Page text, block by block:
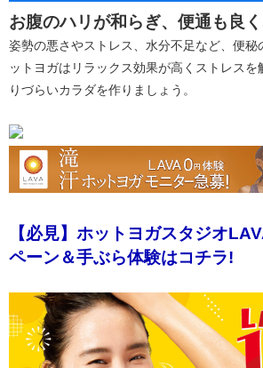
お腹のハリが和らぎ、便通も良く
姿勢の悪さやストレス、水分不足など、便秘
ットヨガはリラックス効果が高くストレスを
りづらいカラダを作りましょう。
【必見】ホットヨガスタジオ
ペーン＆手ぶら体験はコチラ!